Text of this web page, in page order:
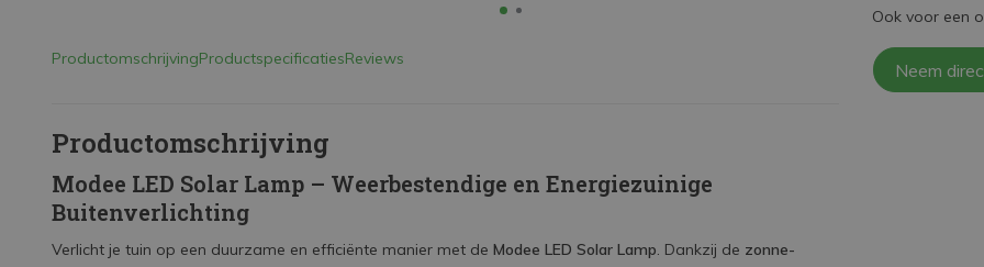
ProductomschrijvingProductspecificatiesReviews
Productomschrijving
Modee LED Solar Lamp – Weerbestendige en Energiezuinige
Buitenverlichting
Verlicht je tuin op een duurzame en efficiënte manier met de Modee LED Solar Lamp. Dankzij de zonne-
Ook voor een
Neem